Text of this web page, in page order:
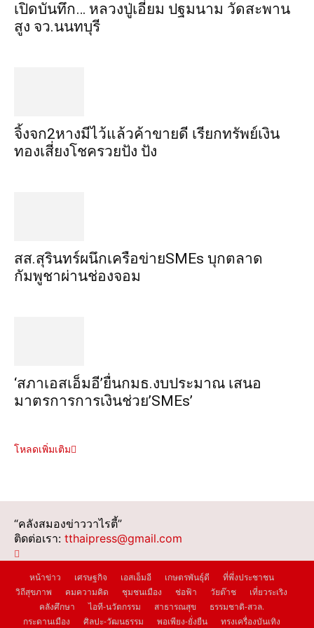
เปิดบันทึก… หลวงปู่เอี่ยม ​ปฐม​นาม​ วัดสะพาน
สูง​ จว.นนทบุรี
จิ้งจก​2​หาง​มีไว้แล้ว​ค้าขาย​ดี​ เรียก​ทรัพย์เงิน
ทอง​เสี่ยงโชค​รวยปัง​ ปัง​
สส.สุรินทร์ผนึกเครือข่ายSMEs บุกตลาด
กัมพูชาผ่านช่องจอม
‘สภาเอสเอ็มอี’ยื่นกมธ.งบประมาณ เสนอ
มาตรการการเงินช่วย’SMEs’
โหลดเพิ่มเติม
“คลังสมองข่าววาไรตี้”
ติดต่อเรา: tthaipress@gmail.com
หน้าข่าว เศรษฐกิจ เอสเอ็มอี เกษตรพันธุ์ดี
ที่พึ่งประชาชน
วิถีสุขภาพ
คมความคิด ชุมชนเมือง ช่อฟ้า วัยต๊าช
เที่ยวระเริง
คลังศึกษา
ไอที-นวัตกรรม สาธารณสุข
ธรรมชาติ-สวล.
กระดานเมือง
ศิลปะ-วัฒนธรรม พอเพียง-ยั่งยืน ทรงเครื่องบันเทิง